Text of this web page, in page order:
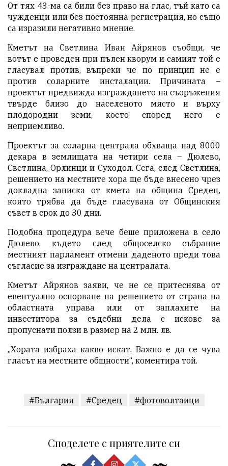
От тях 43-ма са били без право на глас, тъй като са
чужденци или без постоянна регистрация, но също
са изразили негативно мнение.
Кметът на Светлина Иван Айрянов съобщи, че
вотът е проведен при пълен кворум и самият той е
гласувал против, въпреки че по принцип не е
против соларните инсталации. Причината –
проектът предвижда изграждането на съоръжения
твърде близо до населеното място и върху
плодородни земи, което според него е
неприемливо.
Проектът за соларна централа обхваща над 8000
декара в землищата на четири села – Дюлево,
Светлина, Орлинци и Суходол. Сега, след Светлина,
решението на местните хора ще бъде внесено чрез
докладна записка от кмета на община Средец,
която трябва да бъде гласувана от Общинския
съвет в срок до 30 дни.
Подобна процедура вече беше приложена в село
Дюлево, където след общоселско събрание
местният парламент отмени даденото преди това
съгласие за изграждане на централата.
Кметът Айрянов заяви, че не се притеснява от
евентуално оспорване на решението от страна на
областната управа или от заплахите на
инвеститора за съдебни дела с искове за
пропуснати ползи в размер на 2 млн. лв.
„Хората избраха какво искат. Важно е да се чува
гласът на местните общности“, коментира той.
#България #Средец #фотоволтаици
Споделете с приятелите си